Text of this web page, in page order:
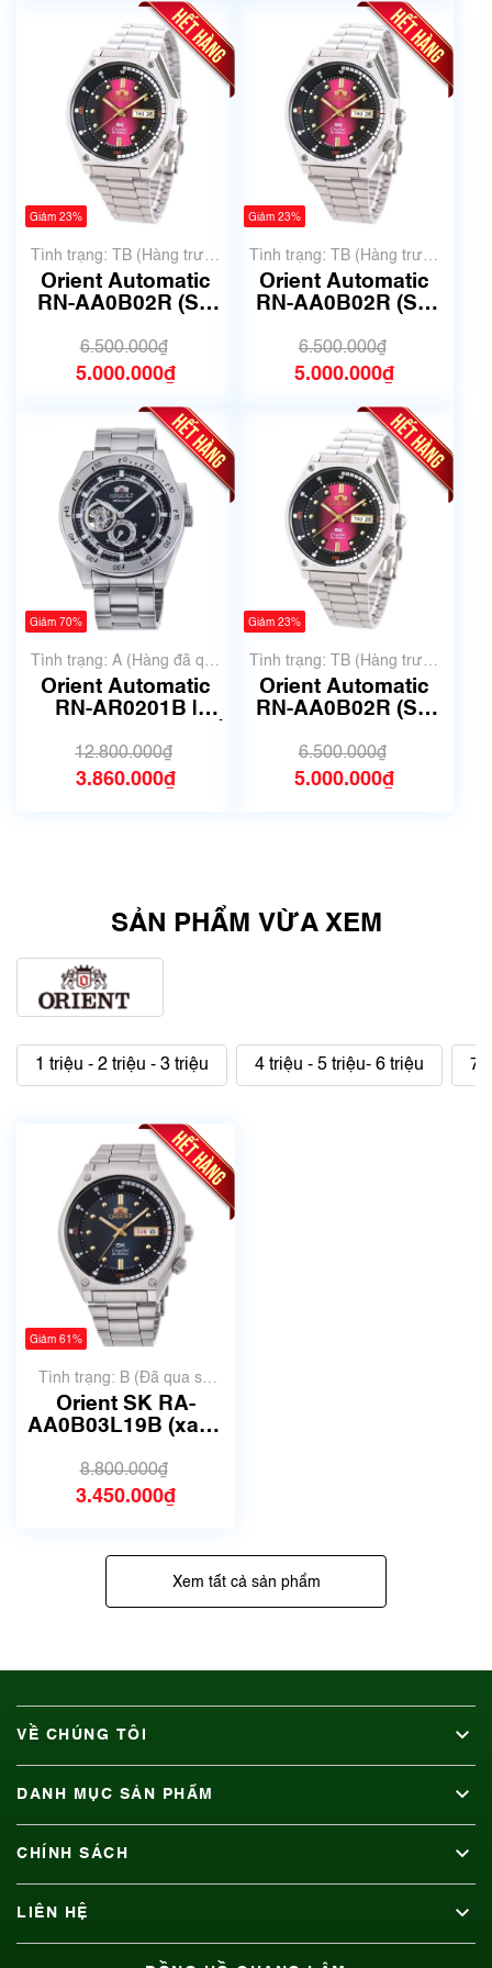
Giảm 23%
Tình trạng: TB (Hàng trưng
bày, thanh lý)
Orient Automatic
RN-AA0B02R (SK
UAE0 | Mã số 6677
6.500.000₫
5.000.000₫
Giảm 23%
Tình trạng: TB (Hàng trưng
bày, thanh lý)
Orient Automatic
RN-AA0B02R (SK
UAE0 | Mã số 6698
6.500.000₫
5.000.000₫
Giảm 70%
Tình trạng: A (Hàng đã qua
sử dụng nhưng rất đẹp,
không có xước)
Orient Automatic
RN-AR0201B |
6512
12.800.000₫
3.860.000₫
Giảm 23%
Tình trạng: TB (Hàng trưng
bày, thanh lý)
Orient Automatic
RN-AA0B02R (SK
UAE0 | Mã số 6704
6.500.000₫
5.000.000₫
SẢN PHẨM VỪA XEM
1 triệu - 2 triệu - 3 triệu 4 triệu - 5 triệu- 6 triệu 7
Giảm 61%
Tình trạng: B (Đã qua sử
dụng, hàng đẹp, có chút
xước dăm)
Orient SK RA-
AA0B03L19B (xanh
Mã số 6161
8.800.000₫
3.450.000₫
Xem tất cả sản phẩm
VỀ CHÚNG TÔI
DANH MỤC SẢN PHẨM
CHÍNH SÁCH
LIÊN HỆ